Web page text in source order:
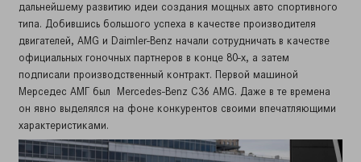
дальнейшему развитию идеи создания мощных авто спортивного
типа. Добившись большого успеха в качестве производителя
двигателей, AMG и Daimler-Benz начали сотрудничать в качестве
официальных гоночных партнеров в конце 80-х, а затем
подписали производственный контракт. Первой машиной
Мерседес АМГ был Mercedes-Benz C36 AMG. Даже в те времена
он явно выделялся на фоне конкурентов своими впечатляющими
характеристиками.